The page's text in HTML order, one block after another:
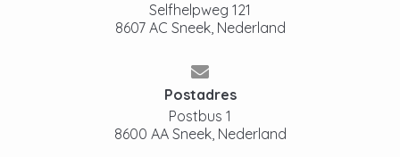
Selfhelpweg 121
8607 AC Sneek, Nederland
Postadres
Postbus 1
8600 AA Sneek, Nederland